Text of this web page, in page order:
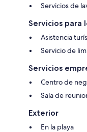
Servicios de
Servicios para
Asistencia
Servicio de
Servicios
Centro de
Sala de
Exterior
En la playa